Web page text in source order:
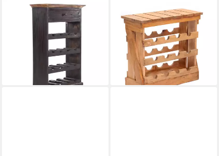
DESIGN DELIGHTS
Weinregal VINTAGE
WEINREGAL 85x55cm(HxB),
Flaschenregal mit Schublade,
lieferbar - in 2-3 Werktagen bei dir
DESIGN DELIGHTS
Weinregal NATUR
WEINREGAL "SEVILLA",
56cm, Massivholz, Holz
Weinschrank
136,90 €
lieferbar - in 2-3 Werktagen bei dir